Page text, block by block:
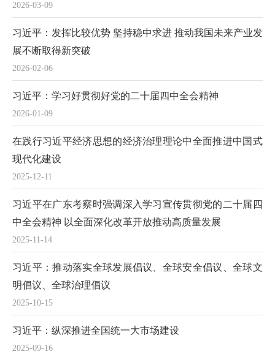
2026-03-09
2026-02-06
习近平：发挥比较优势 坚持稳中求进 推动我国未来产业发
展不断取得新突破
2026-01-09
习近平：学习好贯彻好党的二十届四中全会精神
2025-12-11
在践行习近平经济思想的经济治理理论中全面推进中国式
现代化建设
2025-11-14
习近平在广东考察时强调深入学习宣传贯彻党的二十届四
中全会精神 以全面深化改革开放推动高质量发展
2025-10-15
习近平：推动落实全球发展倡议、全球安全倡议、全球文
明倡议、全球治理倡议
2025-09-16
习近平：纵深推进全国统一大市场建设